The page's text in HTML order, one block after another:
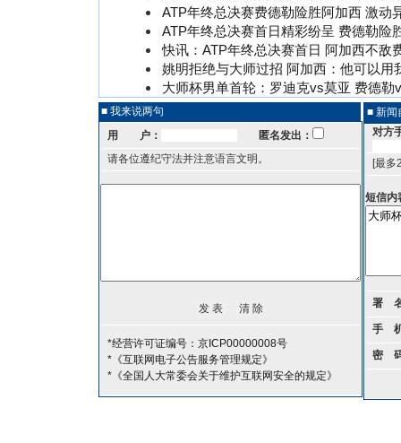
ATP年终总决赛费德勒险胜阿加西 激动
ATP年终总决赛首日精彩纷呈 费德勒险
快讯：ATP年终总决赛首日 阿加西不敌
姚明拒绝与大师过招 阿加西：他可以用
大师杯男单首轮：罗迪克vs莫亚 费德勒
■ 我来说两句
用 户：
匿名发出：
请各位遵纪守法并注意语言文明。
*经营许可证编号：京ICP00000008号
*《互联网电子公告服务管理规定》
*《全国人大常委会关于维护互联网安全的规定》
■ 新闻
对方
[最多
短信内
署
手
密